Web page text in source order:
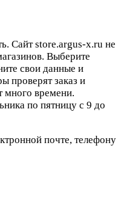
Сайт store.argus-x.ru не
Выберите
свои данные и
проверят заказ и
много времени.
по пятницу с 9 до
почте, телефону